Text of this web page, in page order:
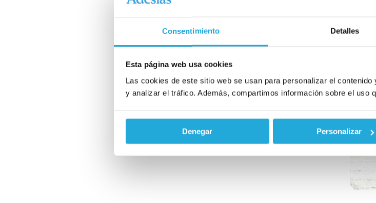
Consentimiento Detalles
Esta página web usa cookies
Las cookies de este sitio web se usan para personalizar el
y analizar el tráfico. Además, compartimos información sobre el uso
Denegar Personalizar